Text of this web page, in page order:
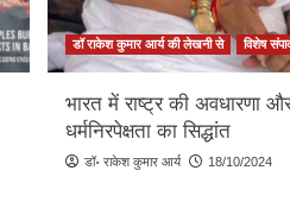
डॉ राकेश कुमार आर्य की लेखनी से विशेष
भारत में राष्ट्र की अवधारणा
धर्मनिरपेक्षता का सिद्धांत
डॉ॰ राकेश कुमार आर्य 18/10/2024